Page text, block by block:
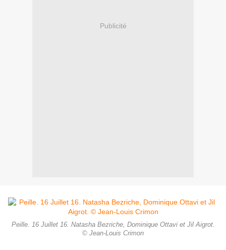
Publicité
Peille. 16 Juillet 16. Natasha Bezriche, Dominique Ottavi et Jil Aigrot.
© Jean-Louis Crimon